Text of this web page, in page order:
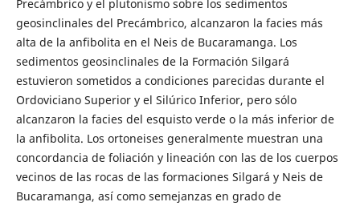
Precámbrico y el plutonismo sobre los sedimentos
geosinclinales del Precámbrico, alcanzaron la facies más
alta de la anfibolita en el Neis de Bucaramanga. Los
sedimentos geosinclinales de la Formación Silgará
estuvieron sometidos a condiciones parecidas durante el
Ordoviciano Superior y el Silúrico Inferior, pero sólo
alcanzaron la facies del esquisto verde o la más inferior de
la anfibolita. Los ortoneises generalmente muestran una
concordancia de foliación y lineación con las de los cuerpos
vecinos de las rocas de las formaciones Silgará y Neis de
Bucaramanga, así como semejanzas en grado de